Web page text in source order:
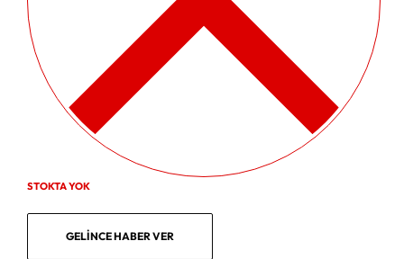
STOKTA YOK
GELINCE HABER VER